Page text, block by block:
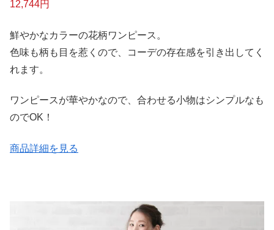
12,744円
鮮やかなカラーの花柄ワンピース。
色味も柄も目を惹くので、コーデの存在感を引き出してく
れます。
ワンピースが華やかなので、合わせる小物はシンプルなも
のでOK！
商品詳細を見る